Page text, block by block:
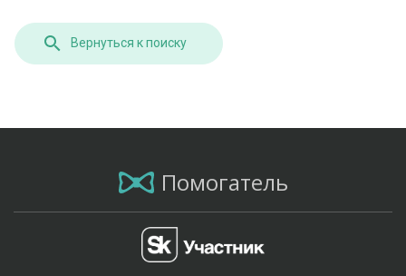
Вернуться к поиску
Помогатель